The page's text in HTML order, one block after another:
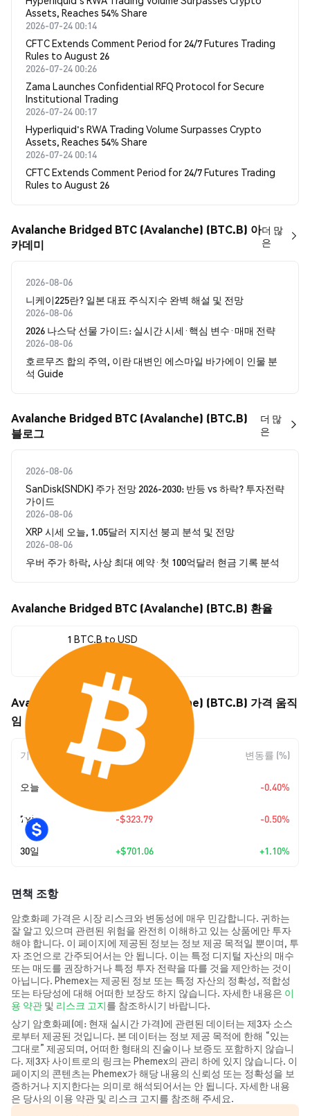
Assets, Reaches 54% Share
2026-07-24 00:14
CFTC Extends Comment Period for 24/7 Futures Trading
Rules to August 26
2026-07-24 00:26
Zama Launches Confidential RFQ Protocol for Secure
Institutional Trading
2026-07-24 00:17
Hyperliquid's RWA Trading Volume Surpasses Crypto
Assets, Reaches 54% Share
2026-07-24 00:14
CFTC Extends Comment Period for 24/7 Futures Trading
Rules to August 26
Avalanche Bridged BTC (Avalanche) (BTC.B) 아
카데미
더 많
은
2026-08-06
니케이225란? 일본 대표 주식지수 완벽 해설 및 전망
2026-08-06
2026 나스닥 선물 가이드: 실시간 시세·핵심 변수·매매 전략
2026-08-06
호르무즈 합의 주역, 이란 대변인 에스마일 바가에이 인물 분
석 Guide
Avalanche Bridged BTC (Avalanche) (BTC.B)
블로그
더 많
은
2026-08-06
SanDisk(SNDK) 주가 전망 2026-2030: 반등 vs 하락? 투자전략
가이드
2026-08-06
XRP 시세 오늘, 1.05달러 지지선 붕괴 분석 및 전망
2026-08-06
우버 주가 하락, 사상 최대 예약·첫 100억달러 현금 기록 분석
Avalanche Bridged BTC (Avalanche) (BTC.B) 환율
1 BTC.B to USD
Avalanche Bridged BTC (Avalanche) (BTC.B) 가격 움직
임
기간 변동 폭 변동률 (%)
오늘 -0.40%
7일 -$323.79 -0.50%
30일 +$701.06 +1.10%
면책 조항
암호화폐 가격은 시장 리스크와 변동성에 매우 민감합니다. 귀하는
잘 알고 있으며 관련된 위험을 완전히 이해하고 있는 상품에만 투자
해야 합니다. 이 페이지에 제공된 정보는 정보 제공 목적일 뿐이며, 투
자 조언으로 간주되어서는 안 됩니다. 이는 특정 디지털 자산의 매수
또는 매도를 권장하거나 특정 투자 전략을 따를 것을 제안하는 것이
아닙니다. Phemex는 제공된 정보 또는 특정 자산의 정확성, 적합성
또는 타당성에 대해 어떠한 보장도 하지 않습니다. 자세한 내용은 이
용 약관 및 리스크 고지를 참조하시기 바랍니다.
상기 암호화폐(예: 현재 실시간 가격)에 관련된 데이터는 제3자 소스
로부터 제공된 것입니다. 본 데이터는 정보 제공 목적에 한해 “있는
그대로” 제공되며, 어떠한 형태의 진술이나 보증도 포함하지 않습니
다. 제3자 사이트로의 링크는 Phemex의 관리 하에 있지 않습니다. 이
페이지의 콘텐츠는 Phemex가 해당 내용의 신뢰성 또는 정확성을 보
증하거나 지지한다는 의미로 해석되어서는 안 됩니다. 자세한 내용
은 당사의 이용 약관 및 리스크 고지를 참조해 주세요.